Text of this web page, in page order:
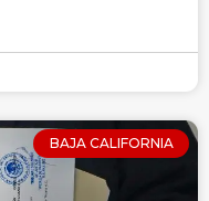
BAJA CALIFORNIA